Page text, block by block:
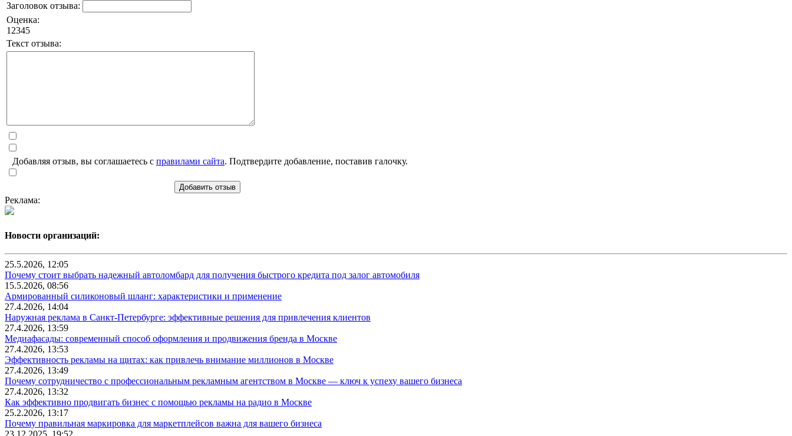
Заголовок отзыва:
Оценка:
1 2345
Текст отзыва:
Добавляя отзыв, вы соглашаетесь с правилами сайта. Подтвердите добавление, поставив галочку.
Добавить отзыв
Реклама:
Новости организаций:
25.5.2026, 12:05
Почему стоит выбрать надежный автоломбард для получения быстрого кредита под залог автомобиля
15.5.2026, 08:56
Армированный силиконовый шланг: характеристики и применение
27.4.2026, 14:04
Наружная реклама в Санкт-Петербурге: эффективные решения для привлечения клиентов
27.4.2026, 13:59
Медиафасады: современный способ оформления и продвижения бренда в Москве
27.4.2026, 13:53
Эффективность рекламы на щитах: как привлечь внимание миллионов в Москве
27.4.2026, 13:49
Почему сотрудничество с профессиональным рекламным агентством в Москве — ключ к успеху вашего бизнеса
27.4.2026, 13:32
Как эффективно продвигать бизнес с помощью рекламы на радио в Москве
25.2.2026, 13:17
Почему правильная маркировка для маркетплейсов важна для вашего бизнеса
23.12.2025, 19:52